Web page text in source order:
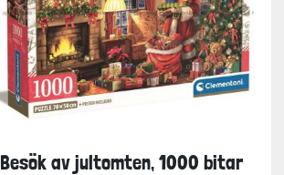
Besök av jultomten, 1000 bitar